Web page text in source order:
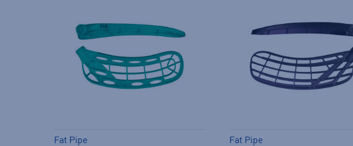
Fat Pipe
Fat Pipe